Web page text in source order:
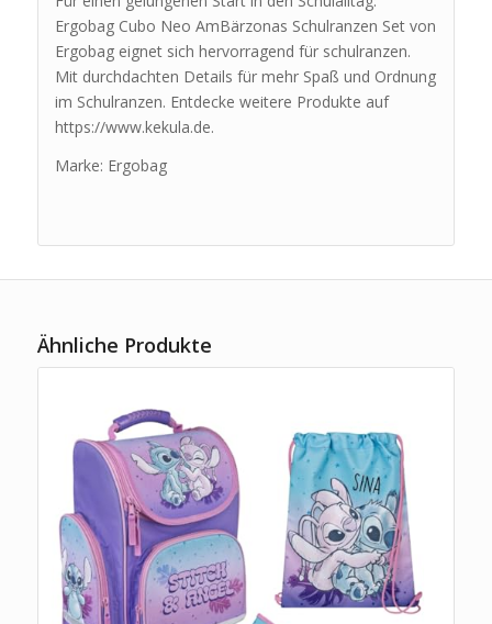
Ergobag Cubo Neo AmBärzonas Schulranzen Set von
Ergobag eignet sich hervorragend für schulranzen.
Mit durchdachten Details für mehr Spaß und Ordnung
im Schulranzen. Entdecke weitere Produkte auf
https://www.kekula.de.
Marke: Ergobag
Ähnliche Produkte